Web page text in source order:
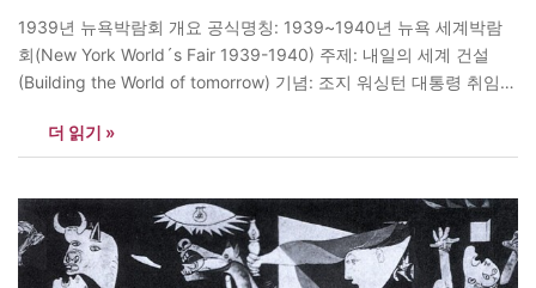
1939년 뉴욕박람회 개요 공식명칭: 1939~1940년 뉴욕 세계박람
회(New York World´s Fair 1939-1940) 주제: 내일의 세계 건설
(Building the World of tomorrow) 기념: 조지 워싱턴 대통령 취임
1939년 4월30일~10월31일, 1940년 5월11일~10월27일 랜드마
크: 트라일론(Trylon)과 페리스피어(Perisphere) 박람회장 규모:
참가국:…
더 읽기 »